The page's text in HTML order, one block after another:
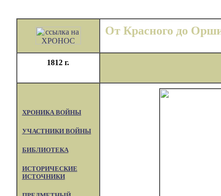
От Красного до
1812 г.
ХРОНИКА ВОЙНЫ
УЧАСТНИКИ ВОЙНЫ
БИБЛИОТЕКА
ИСТОРИЧЕСКИЕ
ИСТОЧНИКИ